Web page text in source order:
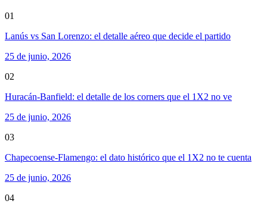
01
Lanús vs San Lorenzo: el detalle aéreo que decide el partido
25 de junio, 2026
02
Huracán-Banfield: el detalle de los corners que el 1X2 no ve
25 de junio, 2026
03
Chapecoense-Flamengo: el dato histórico que el 1X2 no te cuenta
25 de junio, 2026
04